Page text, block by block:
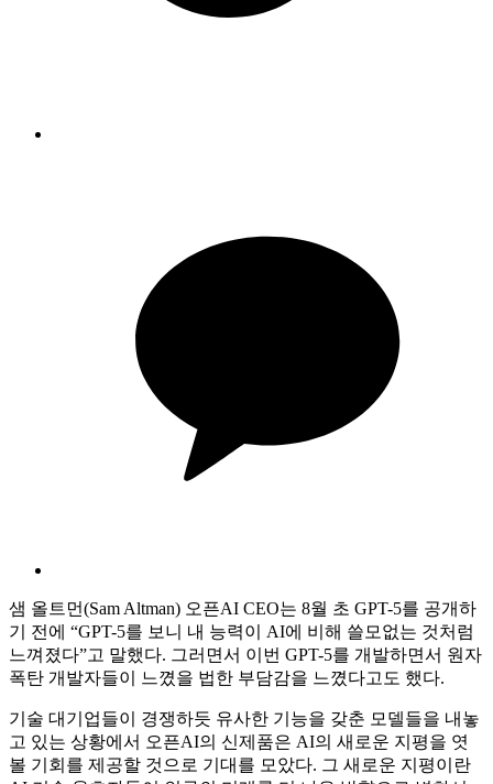
샘 올트먼(Sam Altman) 오픈AI CEO는 8월 초 GPT-5를 공개하
기 전에 “GPT-5를 보니 내 능력이 AI에 비해 쓸모없는 것처럼
느껴졌다”고 말했다. 그러면서 이번 GPT-5를 개발하면서 원자
폭탄 개발자들이 느꼈을 법한 부담감을 느꼈다고도 했다.
기술 대기업들이 경쟁하듯 유사한 기능을 갖춘 모델들을 내놓
고 있는 상황에서 오픈AI의 신제품은 AI의 새로운 지평을 엿
볼 기회를 제공할 것으로 기대를 모았다. 그 새로운 지평이란